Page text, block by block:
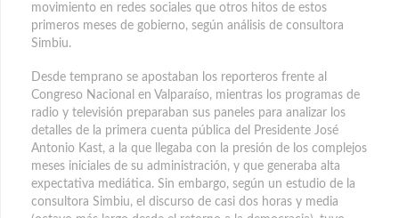
movimiento en redes sociales que otros hitos de estos
primeros meses de gobierno, según análisis de consultora
Simbiu.
Desde temprano se apostaban los reporteros frente al
Congreso Nacional en Valparaíso, mientras los programas de
radio y televisión preparaban sus paneles para analizar los
detalles de la primera cuenta pública del Presidente José
Antonio Kast, a la que llegaba con la presión de los complejos
meses iniciales de su administración, y que generaba alta
expectativa mediática. Sin embargo, según un estudio de la
consultora Simbiu, el discurso de casi dos horas y media